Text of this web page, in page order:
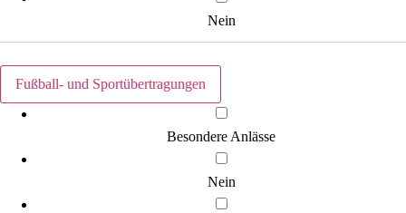
Nein
Fußball- und Sportübertragungen
Besondere Anlässe
Nein